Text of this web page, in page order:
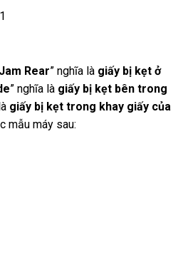
Jam Rear” nghĩa là giấy bị kẹt ở
” nghĩa là giấy bị kẹt bên trong
giấy bị kẹt trong khay giấy của
mẫu máy sau: